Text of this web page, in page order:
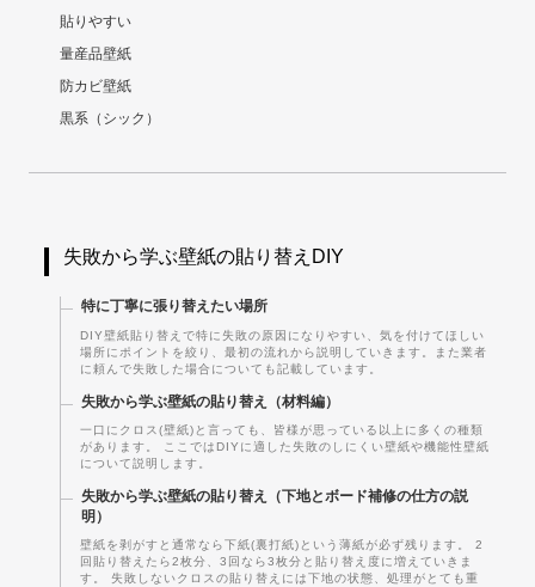
貼りやすい
量産品壁紙
防カビ壁紙
黒系（シック）
失敗から学ぶ壁紙の貼り替えDIY
特に丁寧に張り替えたい場所
DIY壁紙貼り替えで特に失敗の原因になりやすい、気を付けてほしい
場所にポイントを絞り、最初の流れから説明していきます。また業者
に頼んで失敗した場合についても記載しています。
失敗から学ぶ壁紙の貼り替え（材料編）
一口にクロス(壁紙)と言っても、皆様が思っている以上に多くの種類
があります。 ここではDIYに適した失敗のしにくい壁紙や機能性壁紙
について説明します。
失敗から学ぶ壁紙の貼り替え（下地とボード補修の仕方の説
明）
壁紙を剥がすと通常なら下紙(裏打紙)という薄紙が必ず残ります。 2
回貼り替えたら2枚分、3回なら3枚分と貼り替え度に増えていきま
す。 失敗しないクロスの貼り替えには下地の状態、処理がとても重